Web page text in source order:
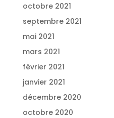
octobre 2021
septembre 2021
mai 2021
mars 2021
février 2021
janvier 2021
décembre 2020
octobre 2020